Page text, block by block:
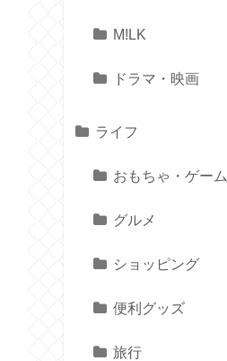
M!LK
ドラマ・映画
ライフ
おもちゃ・ゲーム
グルメ
ショッピング
便利グッズ
旅行